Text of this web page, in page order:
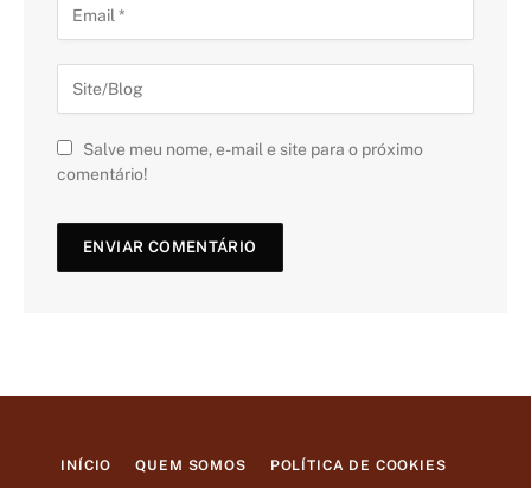
Salve meu nome, e-mail e site para o próximo
comentário!
INÍCIO QUEM SOMOS POLÍTICA DE COOKIES